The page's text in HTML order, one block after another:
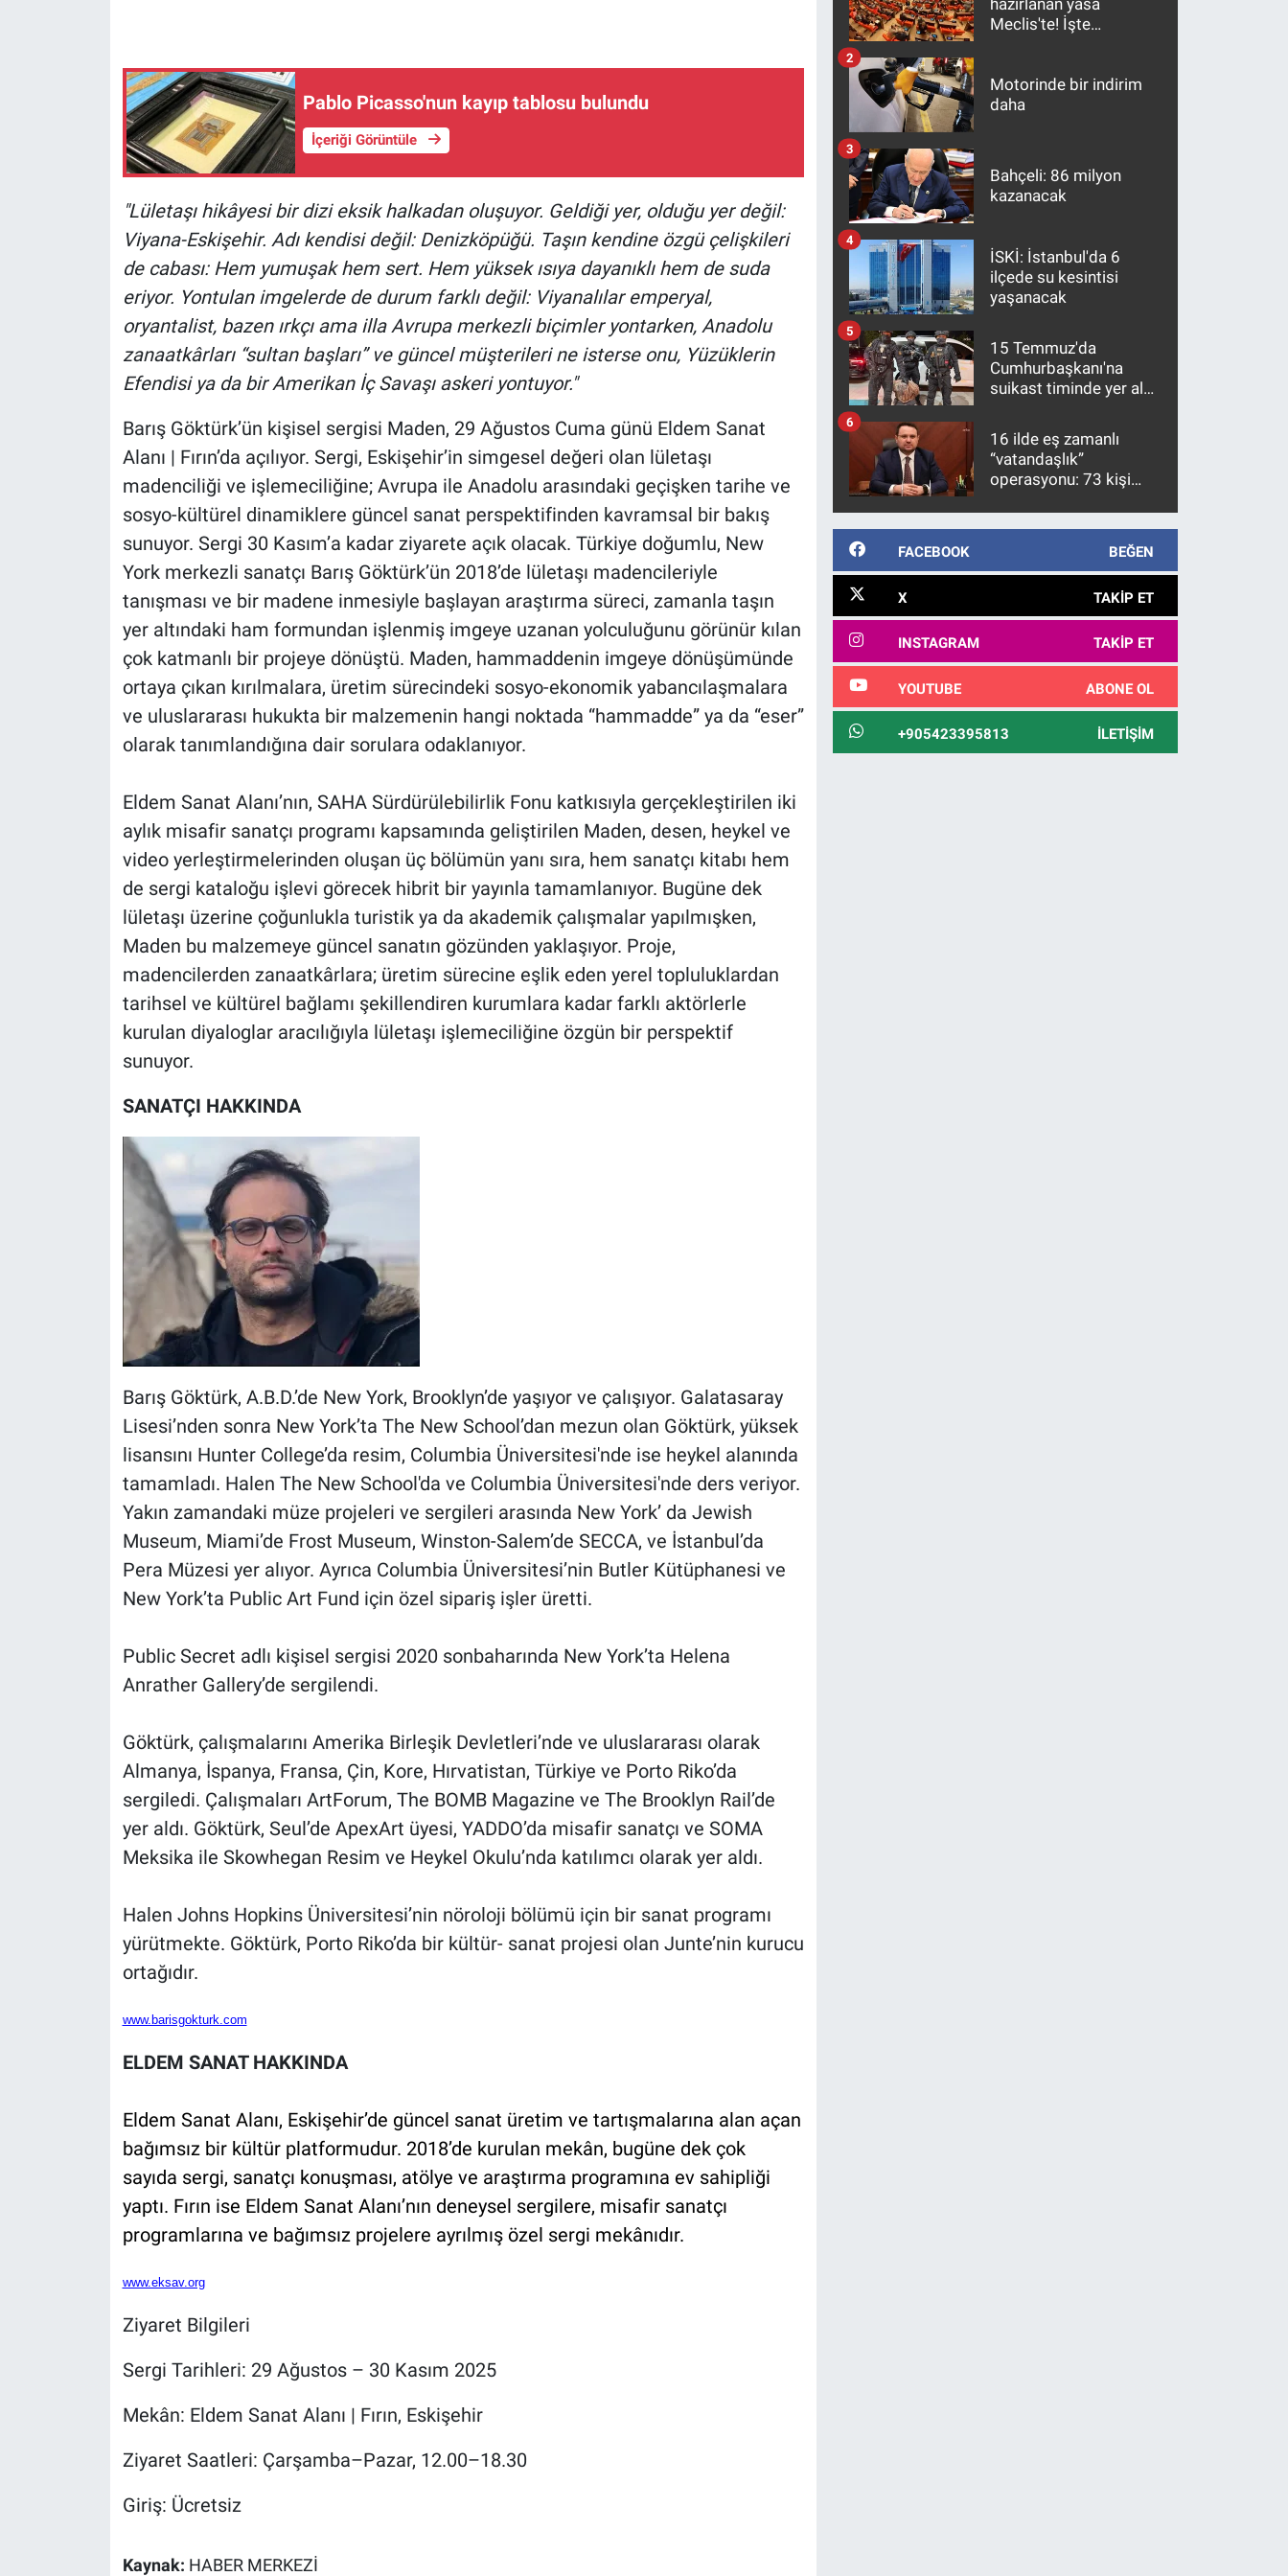
Pablo Picasso'nun kayıp tablosu bulundu
İçeriği Görüntüle
"Lületaşı hikâyesi bir dizi eksik halkadan oluşuyor. Geldiği yer, olduğu yer değil:
Viyana-Eskişehir. Adı kendisi değil: Denizköpüğü. Taşın kendine özgü çelişkileri
de cabası: Hem yumuşak hem sert. Hem yüksek ısıya dayanıklı hem de suda
eriyor. Yontulan imgelerde de durum farklı değil: Viyanalılar emperyal,
oryantalist, bazen ırkçı ama illa Avrupa merkezli biçimler yontarken, Anadolu
zanaatkârları “sultan başları” ve güncel müşterileri ne isterse onu, Yüzüklerin
Efendisi ya da bir Amerikan İç Savaşı askeri yontuyor."
Barış Göktürk’ün kişisel sergisi Maden, 29 Ağustos Cuma günü Eldem Sanat
Alanı | Fırın’da açılıyor. Sergi, Eskişehir’in simgesel değeri olan lületaşı
madenciliği ve işlemeciliğine; Avrupa ile Anadolu arasındaki geçişken tarihe ve
sosyo-kültürel dinamiklere güncel sanat perspektifinden kavramsal bir bakış
sunuyor. Sergi 30 Kasım’a kadar ziyarete açık olacak. Türkiye doğumlu, New
York merkezli sanatçı Barış Göktürk’ün 2018’de lületaşı madencileriyle
tanışması ve bir madene inmesiyle başlayan araştırma süreci, zamanla taşın
yer altındaki ham formundan işlenmiş imgeye uzanan yolculuğunu görünür kılan
çok katmanlı bir projeye dönüştü. Maden, hammaddenin imgeye dönüşümünde
ortaya çıkan kırılmalara, üretim sürecindeki sosyo-ekonomik yabancılaşmalara
ve uluslararası hukukta bir malzemenin hangi noktada “hammadde” ya da “eser”
olarak tanımlandığına dair sorulara odaklanıyor.
Eldem Sanat Alanı’nın, SAHA Sürdürülebilirlik Fonu katkısıyla gerçekleştirilen iki
aylık misafir sanatçı programı kapsamında geliştirilen Maden, desen, heykel ve
video yerleştirmelerinden oluşan üç bölümün yanı sıra, hem sanatçı kitabı hem
de sergi kataloğu işlevi görecek hibrit bir yayınla tamamlanıyor. Bugüne dek
lületaşı üzerine çoğunlukla turistik ya da akademik çalışmalar yapılmışken,
Maden bu malzemeye güncel sanatın gözünden yaklaşıyor. Proje,
madencilerden zanaatkârlara; üretim sürecine eşlik eden yerel topluluklardan
tarihsel ve kültürel bağlamı şekillendiren kurumlara kadar farklı aktörlerle
kurulan diyaloglar aracılığıyla lületaşı işlemeciliğine özgün bir perspektif
sunuyor.
SANATÇI HAKKINDA
Barış Göktürk, A.B.D.’de New York, Brooklyn’de yaşıyor ve çalışıyor. Galatasaray
Lisesi’nden sonra New York’ta The New School’dan mezun olan Göktürk, yüksek
lisansını Hunter College’da resim, Columbia Üniversitesi'nde ise heykel alanında
tamamladı. Halen The New School'da ve Columbia Üniversitesi'nde ders veriyor.
Yakın zamandaki müze projeleri ve sergileri arasında New York’ da Jewish
Museum, Miami’de Frost Museum, Winston-Salem’de SECCA, ve İstanbul’da
Pera Müzesi yer alıyor. Ayrıca Columbia Üniversitesi’nin Butler Kütüphanesi ve
New York’ta Public Art Fund için özel sipariş işler üretti.
Public Secret adlı kişisel sergisi 2020 sonbaharında New York’ta Helena
Anrather Gallery’de sergilendi.
Göktürk, çalışmalarını Amerika Birleşik Devletleri’nde ve uluslararası olarak
Almanya, İspanya, Fransa, Çin, Kore, Hırvatistan, Türkiye ve Porto Riko’da
sergiledi. Çalışmaları ArtForum, The BOMB Magazine ve The Brooklyn Rail’de
yer aldı. Göktürk, Seul’de ApexArt üyesi, YADDO’da misafir sanatçı ve SOMA
Meksika ile Skowhegan Resim ve Heykel Okulu’nda katılımcı olarak yer aldı.
Halen Johns Hopkins Üniversitesi’nin nöroloji bölümü için bir sanat programı
yürütmekte. Göktürk, Porto Riko’da bir kültür- sanat projesi olan Junte’nin kurucu
ortağıdır.
www.barisgokturk.com
ELDEM SANAT HAKKINDA
Eldem Sanat Alanı, Eskişehir’de güncel sanat üretim ve tartışmalarına alan açan
bağımsız bir kültür platformudur. 2018’de kurulan mekân, bugüne dek çok
sayıda sergi, sanatçı konuşması, atölye ve araştırma programına ev sahipliği
yaptı. Fırın ise Eldem Sanat Alanı’nın deneysel sergilere, misafir sanatçı
programlarına ve bağımsız projelere ayrılmış özel sergi mekânıdır.
www.eksav.org
Ziyaret Bilgileri
Sergi Tarihleri: 29 Ağustos – 30 Kasım 2025
Mekân: Eldem Sanat Alanı | Fırın, Eskişehir
Ziyaret Saatleri: Çarşamba–Pazar, 12.00–18.30
Giriş: Ücretsiz
Kaynak: HABER MERKEZİ
Meclis'te! İşte
Motorinde bir indirim
daha
2
Bahçeli: 86 milyon
kazanacak
3
İSKİ: İstanbul'da 6
ilçede su kesintisi
yaşanacak
4
15 Temmuz'da
Cumhurbaşkanı'na
suikast timinde yer alan
10 yıl sonra yakalandı
5
16 ilde eş zamanlı
“vatandaşlık”
operasyonu: 73 kişi
6
FACEBOOK BEĞEN
X TAKIP ET
INSTAGRAM TAKIP ET
YOUTUBE ABONE OL
+905423395813 İLETIŞIM
Günün görüntüsü
Koronavirüs
Kültür Sanat
Ne demişti
Teknoloji
Türkiye'nin Geleceği
Yerel Gündem
Yerel Yaşam
Canlı Yayın